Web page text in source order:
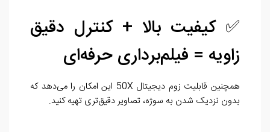
✅ کیفیت بالا + کنترل دقیق
زاویه = فیلم‌برداری حرفه‌ای
همچنین قابلیت زوم دیجیتال 50X این امکان را می‌دهد که
بدون نزدیک شدن به سوژه، تصاویر دقیق‌تری تهیه کنید.